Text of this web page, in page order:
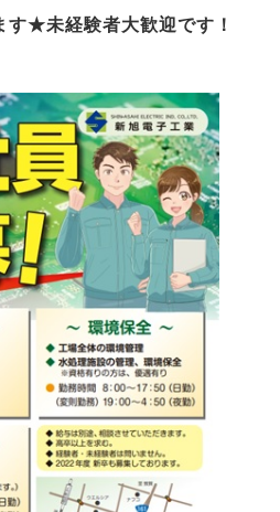
す★未経験者大歓迎です！